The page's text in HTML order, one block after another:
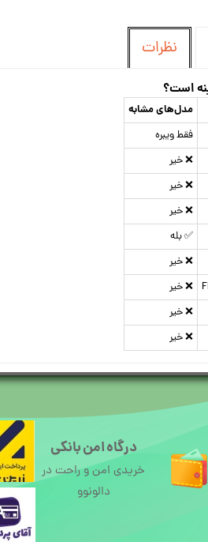
نظرات
مدل‌های مشابه
فقط ویبره
❌ خیر
❌ خیر
❌ خیر
✅ بله
❌ خیر
❌ خیر
❌ خیر
❌ خیر
درگاه امن بانکی
خریدی امن و راحت در
دالونوو